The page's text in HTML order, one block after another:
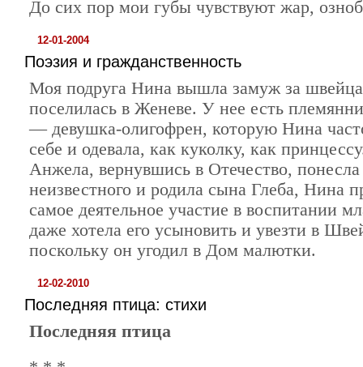
До сих пор мои губы чувствуют жар,
12-01-2004
Поэзия и гражданственность
Моя подруга Нина вышла замуж за
поселилась в Женеве. У нее есть
— девушка-олигофрен, которую Нина
себе и одевала, как куколку, как
Анжела, вернувшись в Отечество, понесла
неизвестного и родила сына Глеба, Нина
самое деятельное участие в воспитании
даже хотела его усыновить и увезти в
поскольку он угодил в Дом малютки.
12-02-2010
Последняя птица: стихи
Последняя птица